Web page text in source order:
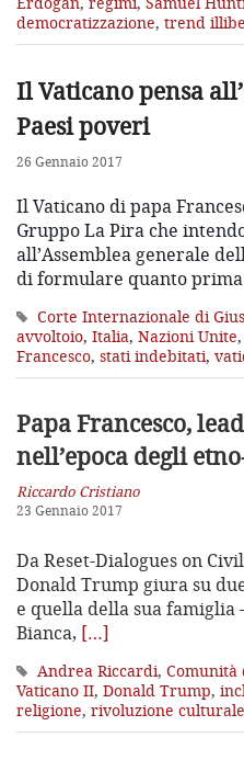
democratizzazione, trend
Il Vaticano pensa
Paesi poveri
26 Gennaio 2017
Il Vaticano di papa
Gruppo La Pira che
all’Assemblea generale
di formulare quanto
Corte Internazionale di
avvoltoio, Italia, Nazioni Unite,
Francesco, stati indebitati,
Papa Francesco,
nell’epoca degli
Riccardo Cristiano
23 Gennaio 2017
Da Reset-Dialogues on
Donald Trump giura su
e quella della sua famiglia
Bianca, […]
Andrea Riccardi, Comunità
Vaticano II, Donald Trump,
religione, rivoluzione culturale